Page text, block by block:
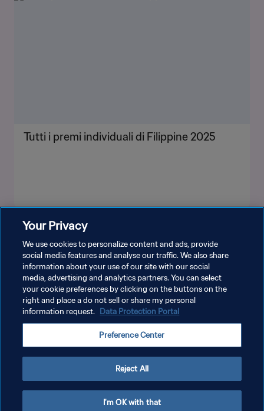
Tutti i premi individuali di Filippine 2025
PRIVACY POLICY
GESTISCI LE TUE PREFERENZE PER I COOKIES
Copyright © 1994 - 2026 FIFA. Tutti i diritti riservati.
Your Privacy
We use cookies to personalize content and ads, provide
social media features and analyse our traffic. We also share
information about your use of our site with our social
media, advertising and analytics partners. You can select
your cookie preferences by clicking on the buttons on the
right and place a do not sell or share my personal
information request. Data Protection Portal
Preference Center
Reject All
I'm OK with that